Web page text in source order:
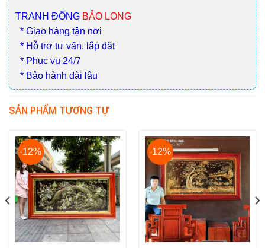
TRANH ĐỒNG BẢO LONG
* Giao hàng tận nơi
* Hỗ trợ tư vấn, lắp đặt
* Phục vụ 24/7
* Bảo hành dài lâu
SẢN PHẨM TƯƠNG TỰ
-12% -12%